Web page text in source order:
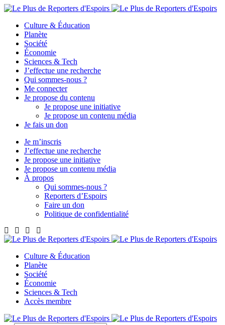
Culture & Éducation
Planète
Société
Économie
Sciences & Tech
J’effectue une recherche
Qui sommes-nous ?
Me connecter
Je propose du contenu
Je propose une initiative
Je propose un contenu média
Je fais un don
Je m’inscris
J’effectue une recherche
Je propose une initiative
Je propose un contenu média
À propos
Qui sommes-nous ?
Reporters d’Espoirs
Faire un don
Politique de confidentialité
Culture & Éducation
Planète
Société
Économie
Sciences & Tech
Accès membre